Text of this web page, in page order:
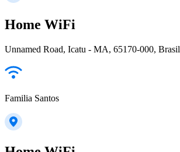
Home WiFi
Unnamed Road, Icatu - MA, 65170-000, Brasil
Familia Santos